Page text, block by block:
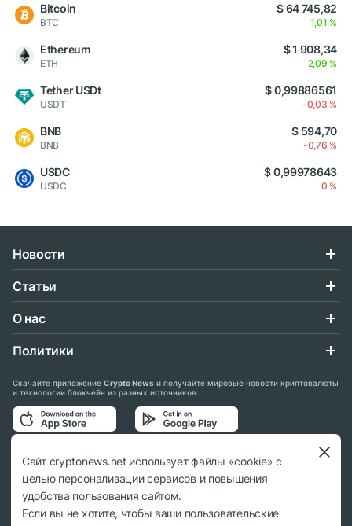
Bitcoin
BTC
$ 64 745,82
1,01 %
Ethereum
ETH
$ 1 908,34
2,09 %
Tether USDt
USDT
$ 0,99886561
-0,03 %
BNB
BNB
$ 594,70
-0,76 %
USDC
USDC
$ 0,99978643
0 %
Новости
Статьи
О нас
Политики
Скачайте приложение Crypto News и получайте мировые новости криптовалюты
и технологии блокчейн из разных источников:
Подписывайтесь на нас в социальных сетях:
Сайт cryptonews.net использует файлы «cookie» с
целью персонализации сервисов и повышения
удобства пользования сайтом.
Если вы не хотите, чтобы ваши пользовательские